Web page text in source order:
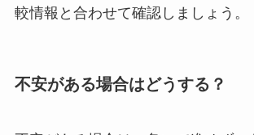
較情報と合わせて確認しましょう。
不安がある場合はどうする？